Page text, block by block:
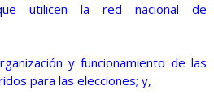
utilicen la red nacional de
y funcionamiento de las
para las elecciones; y,